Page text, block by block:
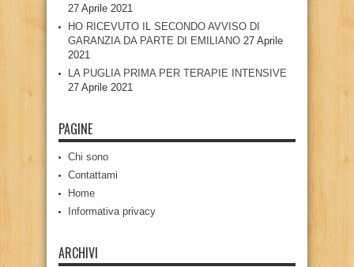
27 Aprile 2021
HO RICEVUTO IL SECONDO AVVISO DI
GARANZIA DA PARTE DI EMILIANO 27 Aprile
2021
LA PUGLIA PRIMA PER TERAPIE INTENSIVE
27 Aprile 2021
PAGINE
Chi sono
Contattami
Home
Informativa privacy
ARCHIVI